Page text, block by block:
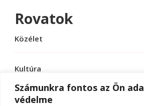
Számunkra fontos az Ön
védelme
Rovatok
Közélet
Kultúra
Sport